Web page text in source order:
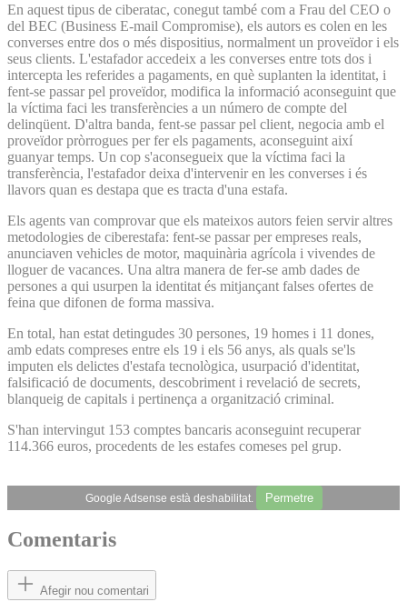
En aquest tipus de ciberatac, conegut també com a Frau del CEO o
del BEC (Business E-mail Compromise), els autors es colen en les
converses entre dos o més dispositius, normalment un proveïdor i els
seus clients. L'estafador accedeix a les converses entre tots dos i
intercepta les referides a pagaments, en què suplanten la identitat, i
fent-se passar pel proveïdor, modifica la informació aconseguint que
la víctima faci les transferències a un número de compte del
delinqüent. D'altra banda, fent-se passar pel client, negocia amb el
proveïdor pròrrogues per fer els pagaments, aconseguint així
guanyar temps. Un cop s'aconsegueix que la víctima faci la
transferència, l'estafador deixa d'intervenir en les converses i és
llavors quan es destapa que es tracta d'una estafa.
Els agents van comprovar que els mateixos autors feien servir altres
metodologies de ciberestafa: fent-se passar per empreses reals,
anunciaven vehicles de motor, maquinària agrícola i vivendes de
lloguer de vacances. Una altra manera de fer-se amb dades de
persones a qui usurpen la identitat és mitjançant falses ofertes de
feina que difonen de forma massiva.
En total, han estat detingudes 30 persones, 19 homes i 11 dones,
amb edats compreses entre els 19 i els 56 anys, als quals se'ls
imputen els delictes d'estafa tecnològica, usurpació d'identitat,
falsificació de documents, descobriment i revelació de secrets,
blanqueig de capitals i pertinença a organització criminal.
S'han intervingut 153 comptes bancaris aconseguint recuperar
114.366 euros, procedents de les estafes comeses pel grup.
Google Adsense està deshabilitat. Permetre
Comentaris
Afegir nou comentari